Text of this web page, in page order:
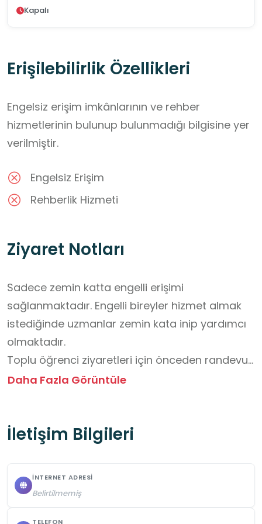
Kapalı
Erişilebilirlik Özellikleri
Engelsiz erişim imkânlarının ve rehber
hizmetlerinin bulunup bulunmadığı bilgisine yer
verilmiştir.
Engelsiz Erişim
Rehberlik Hizmeti
Ziyaret Notları
Sadece zemin katta engelli erişimi
sağlanmaktadır. Engelli bireyler hizmet almak
istediğinde uzmanlar zemin kata inip yardımcı
olmaktadır.
Toplu öğrenci ziyaretleri için önceden randevu
alınması gerekmektedir. Randevu alındıktan
hâlinde hareket etmelidir.
Öğrencilere ziyaret öncesinde mekanın tarihi
Daha Fazla Görüntüle
İletişim Bilgileri
İNTERNET ADRESI
Belirtilmemiş
TELEFON